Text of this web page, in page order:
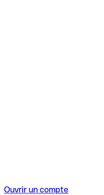
Ouvrir un compte